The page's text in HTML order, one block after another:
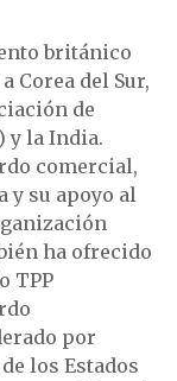
británico
Corea del Sur,
de
y la India.
comercial,
y su apoyo al
ha ofrecido
TPP
por
los Estados